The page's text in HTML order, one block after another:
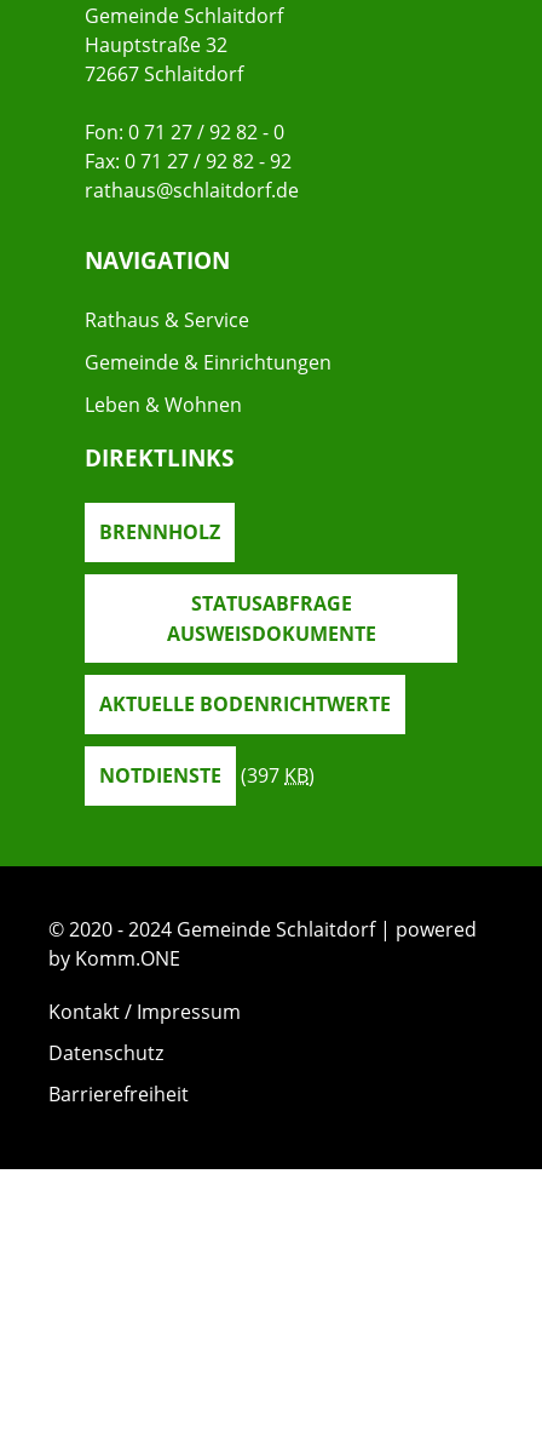
Gemeinde Schlaitdorf
Hauptstraße 32
72667 Schlaitdorf
Fon: 0 71 27 / 92 82 - 0
Fax: 0 71 27 / 92 82 - 92
rathaus@schlaitdorf.de
NAVIGATION
Rathaus & Service
Gemeinde & Einrichtungen
Leben & Wohnen
DIREKTLINKS
BRENNHOLZ
STATUSABFRAGE
AUSWEISDOKUMENTE
AKTUELLE BODENRICHTWERTE
NOTDIENSTE (397 KB)
© 2020 - 2024 Gemeinde Schlaitdorf | powered
by Komm.ONE
Kontakt / Impressum
Datenschutz
Barrierefreiheit